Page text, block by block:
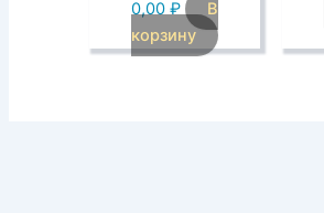
0,00 ₽
В
корзину